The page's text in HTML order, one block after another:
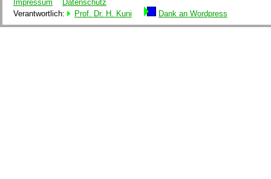
Impressum
Datenschutz
Verantwortlich:
Prof. Dr. H. Kuni Dank an Wordpress